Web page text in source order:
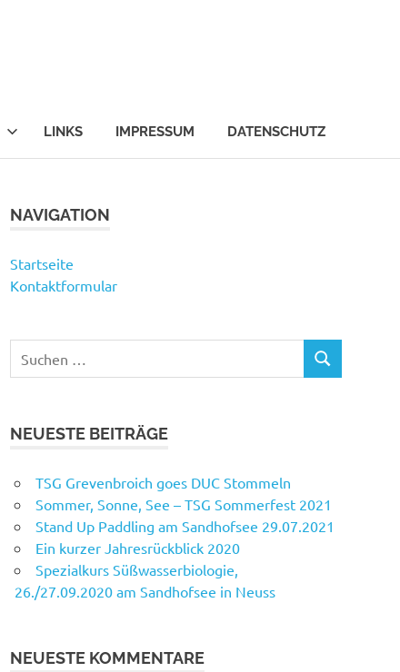
LINKS IMPRESSUM DATENSCHUTZ
NAVIGATION
Startseite
Kontaktformular
nach:
SUCHEN
NEUESTE BEITRÄGE
TSG Grevenbroich goes DUC Stommeln
Sommer, Sonne, See – TSG Sommerfest 2021
Stand Up Paddling am Sandhofsee 29.07.2021
Ein kurzer Jahresrückblick 2020
Spezialkurs Süßwasserbiologie,
26./27.09.2020 am Sandhofsee in Neuss
NEUESTE KOMMENTARE